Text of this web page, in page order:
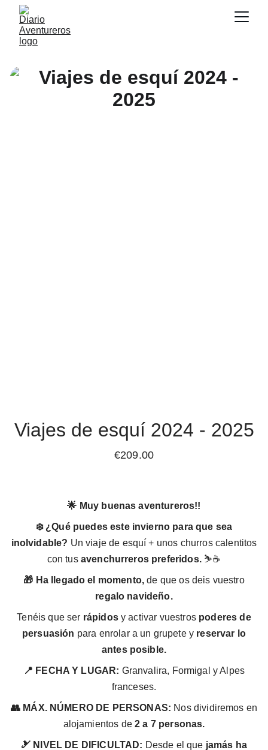
Viajes de esquí 2024 - 2025
€209.00
🌟 Muy buenas aventureros!!
❄️ ¿Qué puedes este invierno para que sea
inolvidable? Un viaje de esquí + unos churros calentitos
con tus avenchurreros preferidos.⛷️☕
🎁 Ha llegado el momento, de que os deis vuestro
regalo navideño.
Tenéis que ser rápidosy activar vuestros poderes de
persuasión para enrolar a un grupete y reservar lo
antes posible.
📍 FECHA Y LUGAR: Granvalira, Formigal y Alpes
franceses.
👥 MÁX. NÚMERO DE PERSONAS: Nos dividiremos en
alojamientos de2 a 7 personas.
🎿 NIVEL DE DIFICULTAD: Desde el que jamás ha